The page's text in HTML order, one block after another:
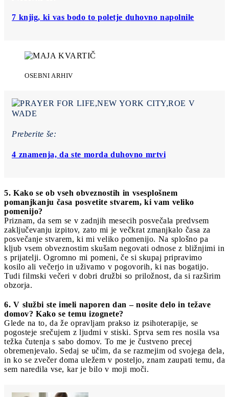
7 knjig, ki vas bodo to poletje duhovno napolnile
OSEBNI ARHIV
Preberite še:
4 znamenja, da ste morda duhovno mrtvi
5. Kako se ob vseh obveznostih in vsesplošnem
pomanjkanju časa posvetite stvarem, ki vam veliko
pomenijo?
Priznam, da sem se v zadnjih mesecih posvečala predvsem
zaključevanju izpitov, zato mi je večkrat zmanjkalo časa za
posvečanje stvarem, ki mi veliko pomenijo. Na splošno pa
kljub vsem obveznostim skušam negovati odnose z bližnjimi in
s prijatelji. Ogromno mi pomeni, če si skupaj pripravimo
kosilo ali večerjo in uživamo v pogovorih, ki nas bogatijo.
Tudi filmski večeri v dobri družbi so priložnost, da si razširim
obzorja.
6. V službi ste imeli naporen dan – nosite delo in težave
domov? Kako se temu izognete?
Glede na to, da že opravljam prakso iz psihoterapije, se
pogosteje srečujem z ljudmi v stiski. Sprva sem res nosila vsa
težka čutenja s sabo domov. To me je čustveno precej
obremenjevalo. Sedaj se učim, da se razmejim od svojega dela,
in ko se zvečer doma uležem v posteljo, znam zaupati temu, da
sem naredila vse, kar je bilo v moji moči.